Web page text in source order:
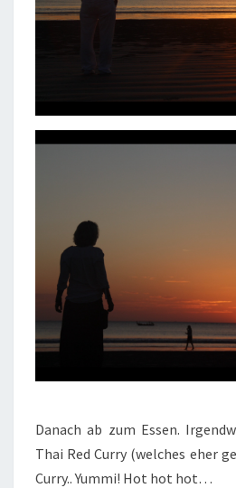
Danach ab zum Essen.
Thai Red Curry (welches eher
Curry.. Yummi! Hot hot hot…